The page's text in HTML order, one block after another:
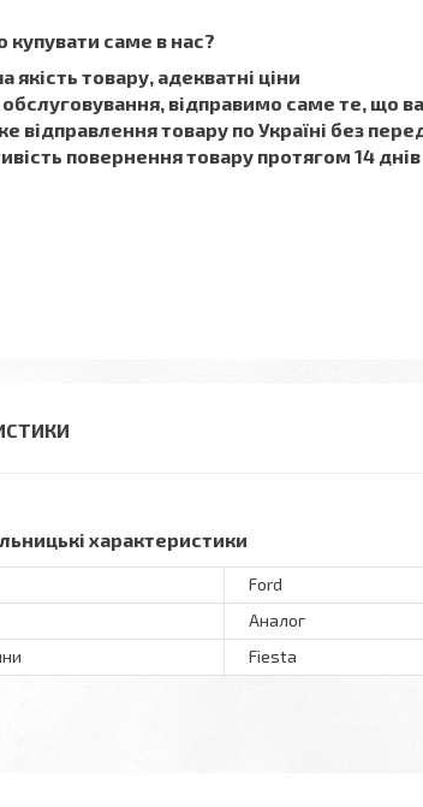
купувати саме в нас?
якість товару, адекватні ціни
обслуговування, відправимо саме те, що
відправлення товару по Україні без
повернення товару протягом 14 днів
характеристики
Ford
Аналог
Fiesta